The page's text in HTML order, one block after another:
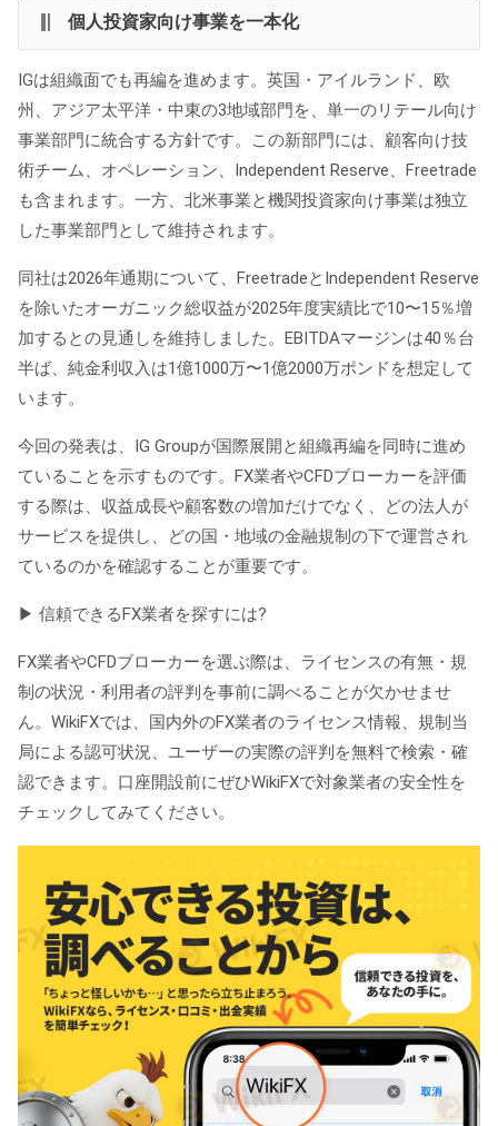
個人投資家向け事業を一本化
IGは組織面でも再編を進めます。英国・アイルランド、欧
州、アジア太平洋・中東の3地域部門を、単一のリテール向け
事業部門に統合する方針です。この新部門には、顧客向け技
術チーム、オペレーション、Independent Reserve、Freetrade
も含まれます。一方、北米事業と機関投資家向け事業は独立
した事業部門として維持されます。
同社は2026年通期について、FreetradeとIndependent Reserve
を除いたオーガニック総収益が2025年度実績比で10〜15％増
加するとの見通しを維持しました。EBITDAマージンは40％台
半ば、純金利収入は1億1000万〜1億2000万ポンドを想定して
います。
今回の発表は、IG Groupが国際展開と組織再編を同時に進め
ていることを示すものです。FX業者やCFDブローカーを評価
する際は、収益成長や顧客数の増加だけでなく、どの法人が
サービスを提供し、どの国・地域の金融規制の下で運営され
ているのかを確認することが重要です。
▶ 信頼できるFX業者を探すには?
FX業者やCFDブローカーを選ぶ際は、ライセンスの有無・規
制の状況・利用者の評判を事前に調べることが欠かせませ
ん。 WikiFXでは、国内外のFX業者のライセンス情報、規制当
局による認可状況、ユーザーの実際の評判を無料で検索・確
認できます。口座開設前にぜひWikiFXで対象業者の安全性を
チェックしてみてください。